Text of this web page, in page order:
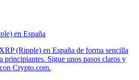
en España
(Ripple) en España de forma sencilla
principiantes. Sigue unos pasos claros y
Crypto.com.